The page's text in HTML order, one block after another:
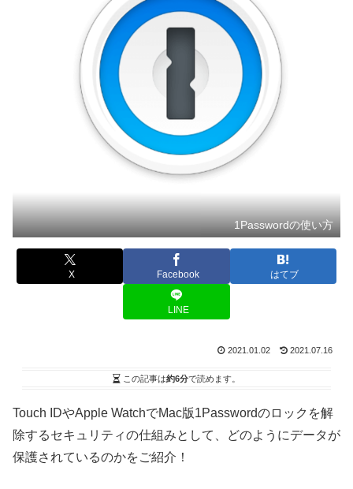
1Passwordの使い方
X Facebook はてブ
LINE
2021.01.02 2021.07.16
この記事は約6分で読めます。
Touch IDやApple WatchでMac版1Passwordのロックを解
除するセキュリティの仕組みとして、どのようにデータが
保護されているのかをご紹介！